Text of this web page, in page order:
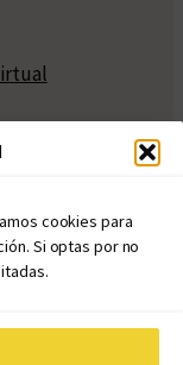
cookies para
Si optas por no